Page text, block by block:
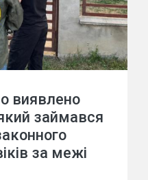
виявлено
займався
за межі